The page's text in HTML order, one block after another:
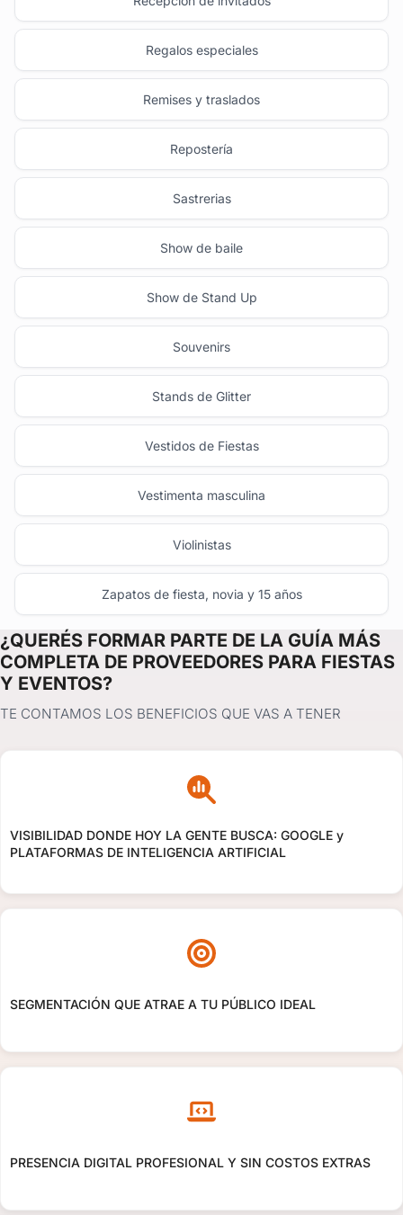
Regalos especiales
Remises y traslados
Repostería
Sastrerias
Show de baile
Show de Stand Up
Souvenirs
Stands de Glitter
Vestidos de Fiestas
Vestimenta masculina
Violinistas
Zapatos de fiesta, novia y 15 años
¿QUERÉS FORMAR PARTE DE LA GUÍA MÁS
COMPLETA DE PROVEEDORES PARA FIESTAS
Y EVENTOS?
TE CONTAMOS LOS BENEFICIOS QUE VAS A TENER
VISIBILIDAD DONDE HOY LA GENTE BUSCA: GOOGLE y
PLATAFORMAS DE INTELIGENCIA ARTIFICIAL
SEGMENTACIÓN QUE ATRAE A TU PÚBLICO IDEAL
PRESENCIA DIGITAL PROFESIONAL Y SIN COSTOS EXTRAS